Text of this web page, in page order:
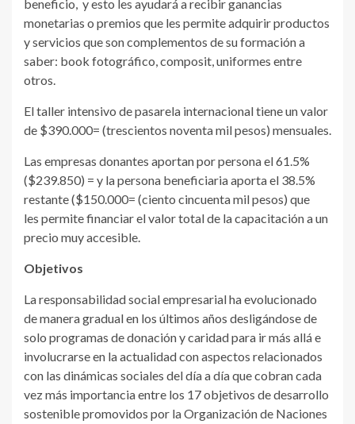
beneficio, y esto les ayudará a recibir ganancias
monetarias o premios que les permite adquirir productos
y servicios que son complementos de su formación a
saber: book fotográfico, composit, uniformes entre
otros.
El taller intensivo de pasarela internacional tiene un valor
de $390.000= (trescientos noventa mil pesos) mensuales.
Las empresas donantes aportan por persona el 61.5%
($239.850) = y la persona beneficiaria aporta el 38.5%
restante ($150.000= (ciento cincuenta mil pesos) que
les permite financiar el valor total de la capacitación a un
precio muy accesible.
Objetivos
La responsabilidad social empresarial ha evolucionado
de manera gradual en los últimos años desligándose de
solo programas de donación y caridad para ir más allá e
involucrarse en la actualidad con aspectos relacionados
con las dinámicas sociales del día a día que cobran cada
vez más importancia entre los 17 objetivos de desarrollo
sostenible promovidos por la Organización de Naciones